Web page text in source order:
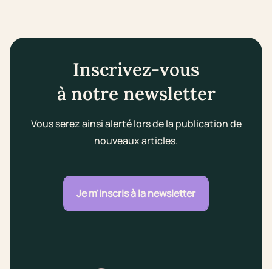
Inscrivez-vous
à notre newsletter
Vous serez ainsi alerté lors de la publication de
nouveaux articles.
Je m'inscris à la newsletter